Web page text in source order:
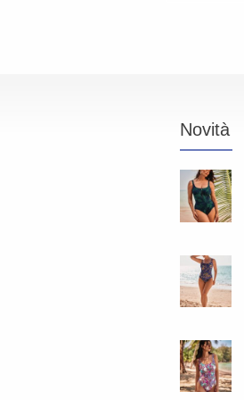
Novità